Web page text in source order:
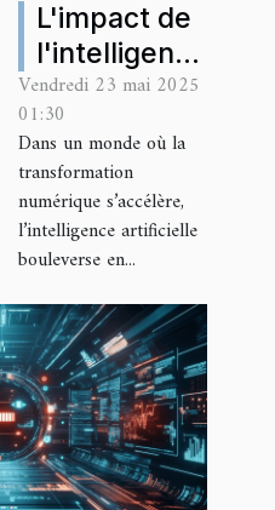
L'impact de
l'intelligence
artificielle
sur
l'innovation
et
l'efficacité
dans les
entreprises
Vendredi 23 mai 2025
01:30
Dans un monde où la
transformation
numérique s’accélère,
l’intelligence artificielle
bouleverse en...